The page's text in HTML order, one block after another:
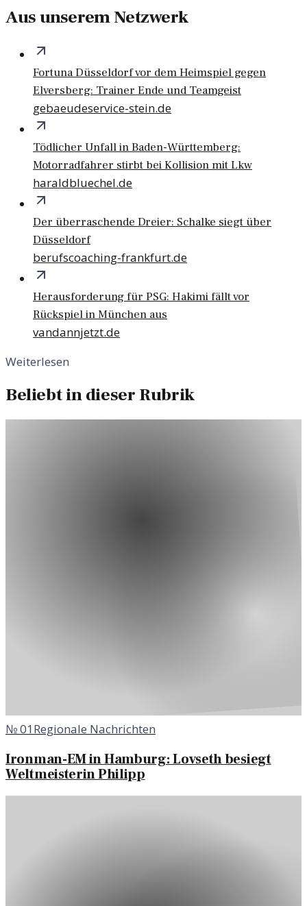
Aus unserem Netzwerk
Fortuna Düsseldorf vor dem Heimspiel gegen
Elversberg: Trainer Ende und Teamgeist
gebaeudeservice-stein.de
Tödlicher Unfall in Baden-Württemberg:
Motorradfahrer stirbt bei Kollision mit Lkw
haraldbluechel.de
Der überraschende Dreier: Schalke siegt über
Düsseldorf
berufscoaching-frankfurt.de
Herausforderung für PSG: Hakimi fällt vor
Rückspiel in München aus
vandannjetzt.de
Weiterlesen
Beliebt in dieser Rubrik
№01Regionale Nachrichten
Ironman-EM in Hamburg: Lovseth besiegt
Weltmeisterin Philipp